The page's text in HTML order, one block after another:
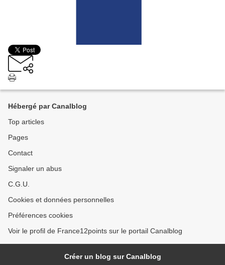
Hébergé par Canalblog
Top articles
Pages
Contact
Signaler un abus
C.G.U.
Cookies et données personnelles
Préférences cookies
Voir le profil de France12points sur le portail Canalblog
Créer un blog sur Canalblog